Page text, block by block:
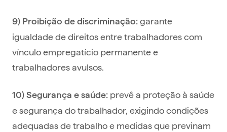
9) Proibição de discriminação: garante
igualdade de direitos entre trabalhadores com
vínculo empregatício permanente e
trabalhadores avulsos.
10) Segurança e saúde: prevê a proteção à saúde
e segurança do trabalhador, exigindo condições
adequadas de trabalho e medidas que previnam